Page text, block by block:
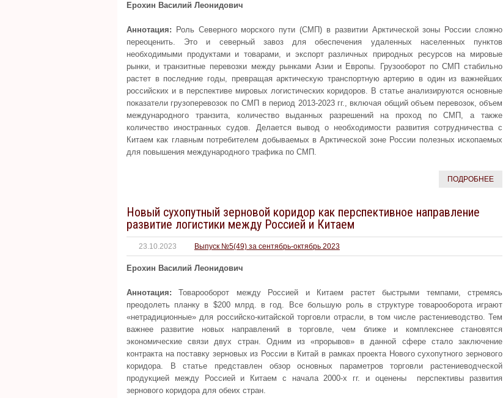
Ерохин Василий Леонидович
Аннотация: Роль Северного морского пути (СМП) в развитии Арктической зоны России сложно
переоценить. Это и северный завоз для обеспечения удаленных населенных пунктов
необходимыми продуктами и товарами, и экспорт различных природных ресурсов на мировые
рынки, и транзитные перевозки между рынками Азии и Европы. Грузооборот по СМП стабильно
растет в последние годы, превращая арктическую транспортную артерию в один из важнейших
российских и в перспективе мировых логистических коридоров. В статье анализируются основные
показатели грузоперевозок по СМП в период 2013-2023 гг., включая общий объем перевозок, объем
международного транзита, количество выданных разрешений на проход по СМП, а также
количество иностранных судов. Делается вывод о необходимости развития сотрудничества с
Китаем как главным потребителем добываемых в Арктической зоне России полезных ископаемых
для повышения международного трафика по СМП.
ПОДРОБНЕЕ
Новый сухопутный зерновой коридор как перспективное направление
развитие логистики между Россией и Китаем
23.10.2023 Выпуск №5(49) за сентябрь-октябрь 2023
Ерохин Василий Леонидович
Аннотация: Товарооборот между Россией и Китаем растет быстрыми темпами, стремясь
преодолеть планку в $200 млрд. в год. Все большую роль в структуре товарооборота играют
«нетрадиционные» для российско-китайской торговли отрасли, в том числе растениеводство. Тем
важнее развитие новых направлений в торговле, чем ближе и комплекснее становятся
экономические связи двух стран. Одним из «прорывов» в данной сфере стало заключение
контракта на поставку зерновых из России в Китай в рамках проекта Нового сухопутного зернового
коридора. В статье представлен обзор основных параметров торговли растениеводческой
продукцией между Россией и Китаем с начала 2000-х гг. и оценены перспективы развития
зернового коридора для обеих стран.